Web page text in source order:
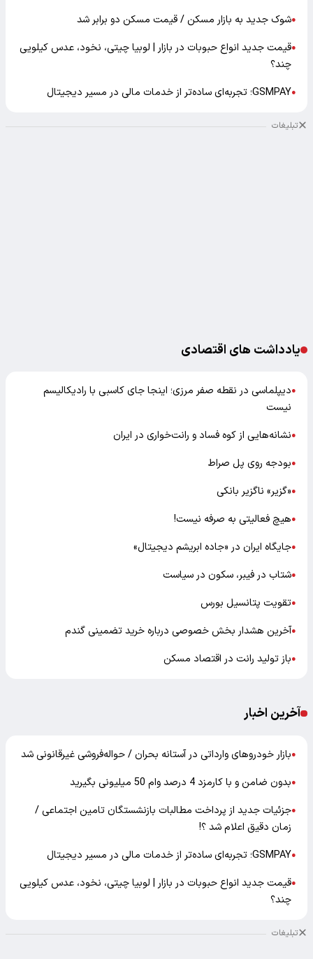
●شوک جدید به بازار مسکن / قیمت مسکن دو برابر شد
●قیمت جدید انواع حبوبات در بازار | لوبیا چیتی، نخود، عدس کیلویی
چند؟
●GSMPAY؛ تجربه‌ای ساده‌تر از خدمات مالی در مسیر دیجیتال
تبلیغات
یادداشت های اقتصادی
●دیپلماسی در نقطه صفر مرزی؛ اینجا جای کاسبی با رادیکالیسم
نیست
●نشانه‌هایی از کوه فساد و رانت‌خواری در ایران
●بودجه روی پل صراط
●«گزیر» ناگزیر بانکی
●هیچ فعالیتی به صرفه نیست!
●جایگاه ایران در «جاده ابریشم دیجیتال»
●شتاب در فیبر، سکون در سیاست
●تقویت پتانسیل بورس
●آخرین هشدار بخش خصوصی درباره خرید تضمینی گندم
●باز تولید رانت در اقتصاد مسکن
آخرین اخبار
●بازار خودرو‌های وارداتی در آستانه بحران / حواله‌فروشی غیرقانونی شد
●بدون ضامن و با کارمزد 4 درصد وام 50 میلیونی بگیرید
●جزئیات جدید از پرداخت مطالبات بازنشستگان تامین اجتماعی /
زمان دقیق اعلام شد ؟!
●GSMPAY؛ تجربه‌ای ساده‌تر از خدمات مالی در مسیر دیجیتال
●قیمت جدید انواع حبوبات در بازار | لوبیا چیتی، نخود، عدس کیلویی
چند؟
تبلیغات